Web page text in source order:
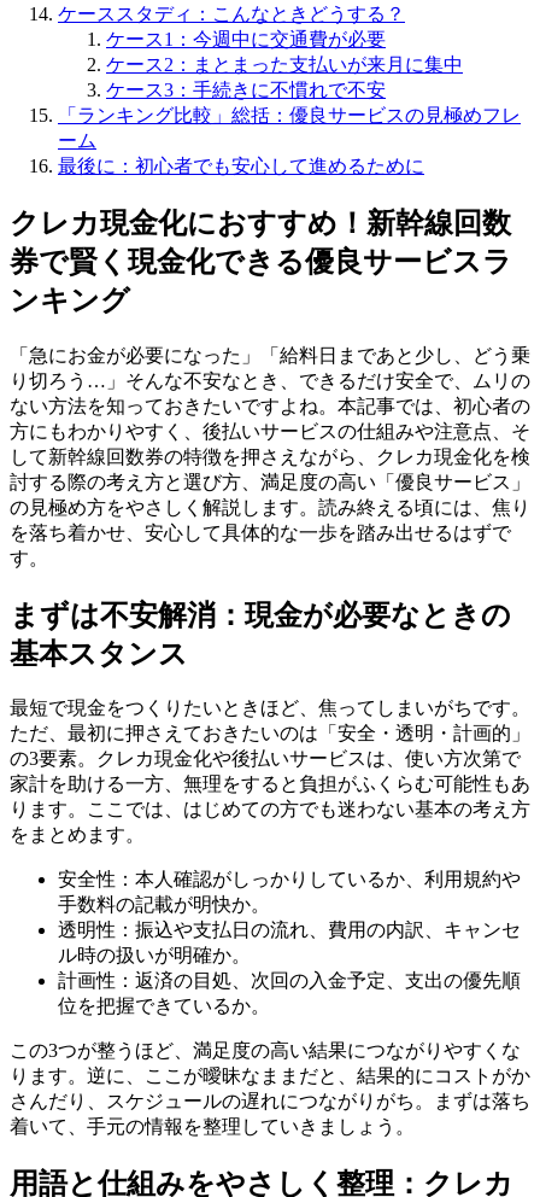
ケーススタディ：こんなときどうする？
ケース1：今週中に交通費が必要
ケース2：まとまった支払いが来月に集中
ケース3：手続きに不慣れで不安
「ランキング比較」総括：優良サービスの見極めフレ
ーム
最後に：初心者でも安心して進めるために
クレカ現金化におすすめ！新幹線回数
券で賢く現金化できる優良サービスラ
ンキング
「急にお金が必要になった」「給料日まであと少し、どう乗
り切ろう…」そんな不安なとき、できるだけ安全で、ムリの
ない方法を知っておきたいですよね。本記事では、初心者の
方にもわかりやすく、後払いサービスの仕組みや注意点、そ
して新幹線回数券の特徴を押さえながら、クレカ現金化を検
討する際の考え方と選び方、満足度の高い「優良サービス」
の見極め方をやさしく解説します。読み終える頃には、焦り
を落ち着かせ、安心して具体的な一歩を踏み出せるはずで
す。
まずは不安解消：現金が必要なときの
基本スタンス
最短で現金をつくりたいときほど、焦ってしまいがちです。
ただ、最初に押さえておきたいのは「安全・透明・計画的」
の3要素。クレカ現金化や後払いサービスは、使い方次第で
家計を助ける一方、無理をすると負担がふくらむ可能性もあ
ります。ここでは、はじめての方でも迷わない基本の考え方
をまとめます。
安全性：本人確認がしっかりしているか、利用規約や
手数料の記載が明快か。
透明性：振込や支払日の流れ、費用の内訳、キャンセ
ル時の扱いが明確か。
計画性：返済の目処、次回の入金予定、支出の優先順
位を把握できているか。
この3つが整うほど、満足度の高い結果につながりやすくな
ります。逆に、ここが曖昧なままだと、結果的にコストがか
さんだり、スケジュールの遅れにつながりがち。まずは落ち
着いて、手元の情報を整理していきましょう。
用語と仕組みをやさしく整理：クレカ